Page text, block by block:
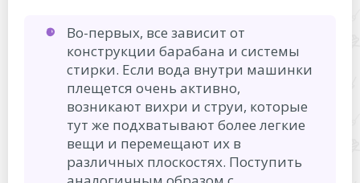
Во-первых, все зависит от
конструкции барабана и системы
стирки. Если вода внутри машинки
плещется очень активно,
возникают вихри и струи, которые
тут же подхватывают более легкие
вещи и перемещают их в
различных плоскостях. Поступить